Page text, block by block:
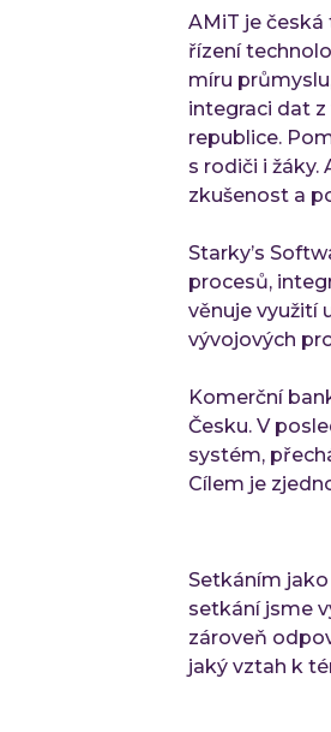
AMiT je
řízení
míru
integraci dat z
republice.
s rodiči i
zkušenost a
Starky’s
procesů,
věnuje využití
vývojových
Komerční
Česku. V
systém,
Cílem je
Setkáním jako
setkání jsme
zároveň
jaký vztah k